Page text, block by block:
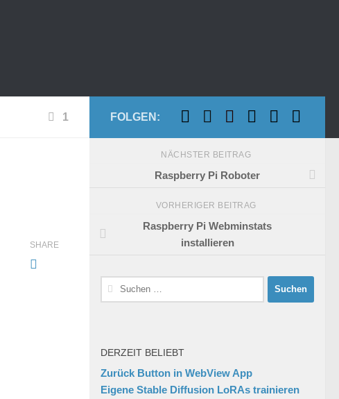
1
SHARE
FOLGEN:
NÄCHSTER BEITRAG
Raspberry Pi Roboter
VORHERIGER BEITRAG
Raspberry Pi Webminstats
installieren
Suchen
nach:
DERZEIT BELIEBT
Zurück Button in WebView App
Eigene Stable Diffusion LoRAs trainieren